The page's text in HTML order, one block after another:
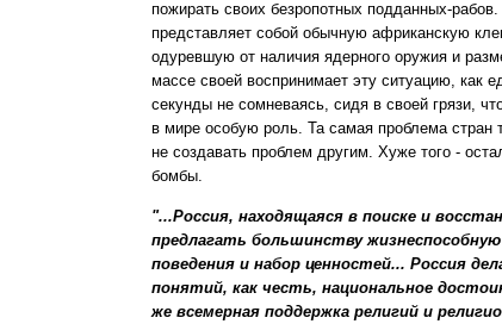
пожирать своих безропотных подданных-
представляет собой обычную африканскую
одуревшую от наличия ядерного оружия и
массе своей воспринимает эту ситуацию, как
секунды не сомневаясь, сидя в своей грязи,
в мире особую роль. Та самая проблема стран
не создавать проблем другим. Хуже того -
бомбы.
"...Россия, находящаяся в поиске и
предлагать большинству
поведения и набор ценностей... Россия
понятий, как честь, национальное
же всемерная поддержка религий и